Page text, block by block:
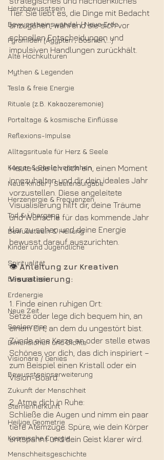
Herzbewusstsein
Bewusstseinswandel / Neue Erde
Pyramiden (Ägypten , Bosnien,...)
Alte Hochkulturen
Mythen & Legenden
Tesla & freie Energie
Rituale (z.B. Kakaozeremonie)
Portaltage & kosmische Einflüsse
Reflexions-Impulse
Alltagsrituale für Herz & Seele
Körper & Seele verstehen
Neue Kinder / Seelenaufgabe
Herzenergie & Frequenzen
Tod & Übergang
Bewusstsein & Heilung
Kinder und Jugendliche
Spiritualität
Bewusstsein
Erdenergie
Neue Zeit
Seelenreise
Dimensionen und Dichte
Visionäre / Genies
Bewusstseinserweiterung
Zukunft der Menschheit
Sternenherkunft
Heilige Geometrie
Kosmische Energie
Menschheitsgeschichte
Tier. Sie liebt es, die Dinge mit Bedacht
anzugehen, während sie sich vor
schnellen Entscheidungen und
impulsiven Handlungen zurückhält.
Heute lade ich dich ein, einen Moment
innezuhalten und dir dein ideales Jahr
vorzustellen. Diese angeleitete
Visualisierung hilft dir, deine Träume
und Wünsche für das kommende Jahr
klar zu sehen und deine Energie
bewusst darauf auszurichten.
👁️ Anleitung zur Kreativen
Visualisierung:
1. Finde einen ruhigen Ort:
Setze oder lege dich bequem hin, an
einem Ort, an dem du ungestört bist.
Zünde eine Kerze an oder stelle etwas
Schönes vor dich, das dich inspiriert –
zum Beispiel einen Kristall oder ein
Vision-Board.
2. Atme dich in Ruhe:
Schließe die Augen und nimm ein paar
tiefe Atemzüge. Spüre, wie dein Körper
entspannt und dein Geist klarer wird.